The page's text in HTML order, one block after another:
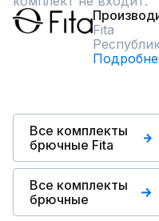
Fita
Все комплекты
брючные Fita
Все комплекты
брючные